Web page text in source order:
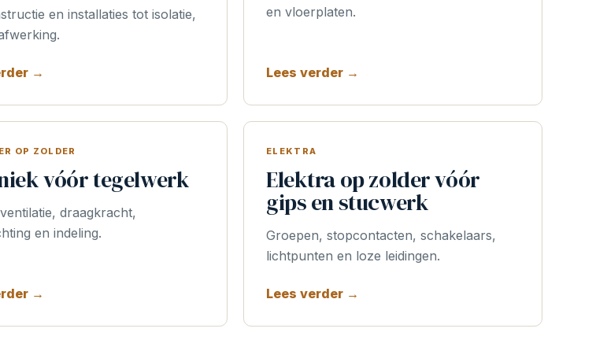
en installaties tot isolatie,
→
en vloerplaten.
Lees verder →
OP ZOLDER
vóór tegelwerk
draagkracht,
en indeling.
→
ELEKTRA
Elektra op zolder vóór
gips en stucwerk
Groepen, stopcontacten, schakelaars,
lichtpunten en loze leidingen.
Lees verder →